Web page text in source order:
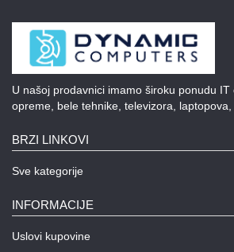
U našoj prodavnici imamo široku ponudu IT
opreme, bele tehnike, televizora,
BRZI LINKOVI
Sve kategorije
INFORMACIJE
Uslovi kupovine